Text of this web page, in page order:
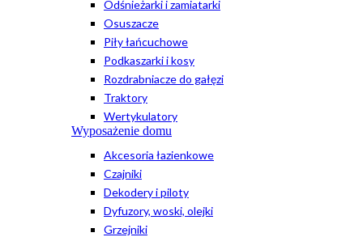
Odśnieżarki i zamiatarki
Osuszacze
Piły łańcuchowe
Podkaszarki i kosy
Rozdrabniacze do gałęzi
Traktory
Wertykulatory
Wyposażenie domu
Akcesoria łazienkowe
Czajniki
Dekodery i piloty
Dyfuzory, woski, olejki
Grzejniki